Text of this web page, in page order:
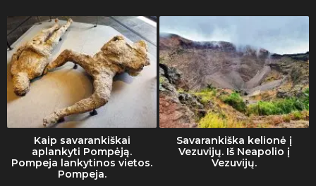
Kaip savarankiškai
aplankyti Pompėją.
Pompeja lankytinos vietos.
Pompeja.
Savarankiška kelionė į
Vezuvijų. Iš Neapolio į
Vezuvijų.